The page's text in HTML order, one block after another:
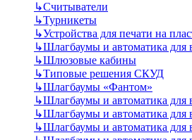
↳Считыватели
↳Турникеты
↳Устройства для печати на
↳Шлагбаумы и автоматика для
↳Шлюзовые кабины
↳Типовые решения СКУД
↳Шлагбаумы «Фантом»
↳Шлагбаумы и автоматика для
↳Шлагбаумы и автоматика для
↳Шлагбаумы и автоматика для